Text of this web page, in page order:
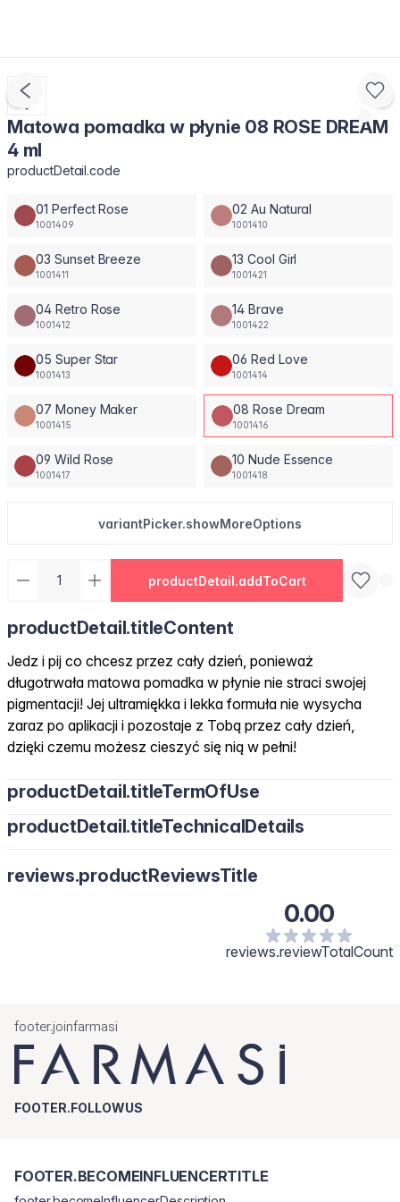
Matowa pomadka w płynie 08 ROSE DREAM
4 ml
productDetail.code
01 Perfect Rose
1001409
02 Au Natural
1001410
03 Sunset Breeze
1001411
13 Cool Girl
1001421
04 Retro Rose
1001412
14 Brave
1001422
05 Super Star
1001413
06 Red Love
1001414
07 Money Maker
1001415
08 Rose Dream
1001416
09 Wild Rose
1001417
10 Nude Essence
1001418
variantPicker.showMoreOptions
productDetail.addToCart
productDetail.titleContent
Jedz i pij co chcesz przez cały dzień, ponieważ
długotrwała matowa pomadka w płynie nie straci swojej
pigmentacji! Jej ultramiękka i lekka formuła nie wysycha
zaraz po aplikacji i pozostaje z Tobą przez cały dzień,
dzięki czemu możesz cieszyć się nią w pełni!
productDetail.titleTermOfUse
productDetail.titleTechnicalDetails
reviews.productReviewsTitle
0.00
reviews.reviewTotalCount
footer.joinfarmasi
FOOTER.FOLLOWUS
FOOTER.BECOMEINFLUENCERTITLE